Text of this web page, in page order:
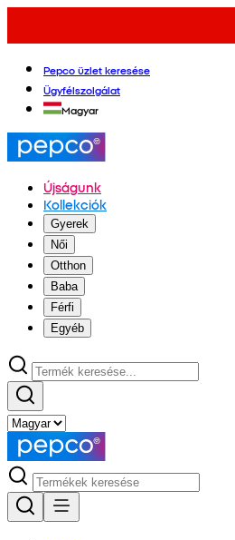
Pepco üzlet keresése
Ügyfélszolgálat
Magyar
Újságunk
Kollekciók
Gyerek
Női
Otthon
Baba
Férfi
Egyéb